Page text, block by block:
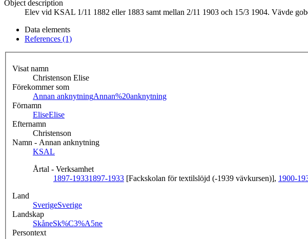
Object description
Elev vid KSAL 1/11 1882 eller 1883 samt mellan 2/11 1903 och 15/3 1904. Vävde
Data elements
References (1)
Visat namn
Christenson Elise
Förekommer som
Annan anknytningAnnan%20anknytning
Förnamn
EliseElise
Efternamn
Christenson
Namn - Annan anknytning
KSAL
Årtal - Verksamhet
1897-19331897-1933 [Fackskolan för textilslöjd (-1939 vävkursen)], 1900-
Land
SverigeSverige
Landskap
SkåneSk%C3%A5ne
Persontext